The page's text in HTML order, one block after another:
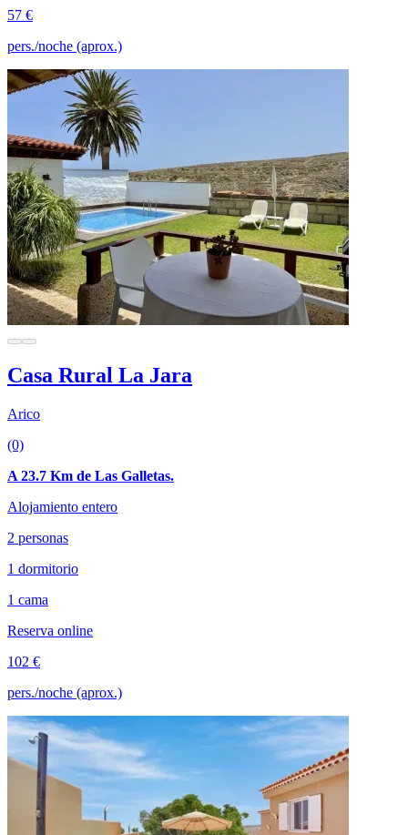
57 €
pers./noche (aprox.)
Casa Rural La Jara
Arico
(0)
A 23.7 Km de Las Galletas.
Alojamiento entero
2 personas
1 dormitorio
1 cama
Reserva online
102 €
pers./noche (aprox.)